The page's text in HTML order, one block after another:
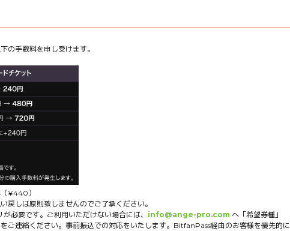
の手数料を申し受けます。
¥440）
戻しは原則致しませんのでご了承ください。
必要です。ご利用いただけない場合には、 info@ange-pro.com へ「希望券種」
をご連絡ください。事前振込での対応をいたします。BitfanPass経由のお客様を優先的に